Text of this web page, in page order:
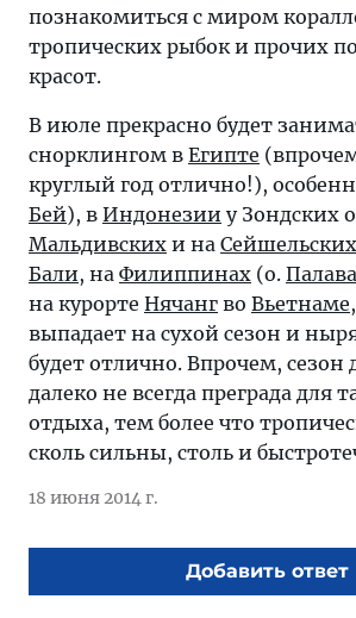
познакомиться с миром
тропических рыбок и прочих
красот.
В июле прекрасно будет
снорклингом в Египте
круглый год отлично!),
Бей), в Индонезии у Зондских
Мальдивских и на
Бали, на Филиппинах (о.
на курорте Нячанг во Вьетнаме
выпадает на сухой сезон и
будет отлично. Впрочем,
далеко не всегда преграда для
отдыха, тем более что
сколь сильны, столь и
18 июня 2014 г.
Добавить ответ